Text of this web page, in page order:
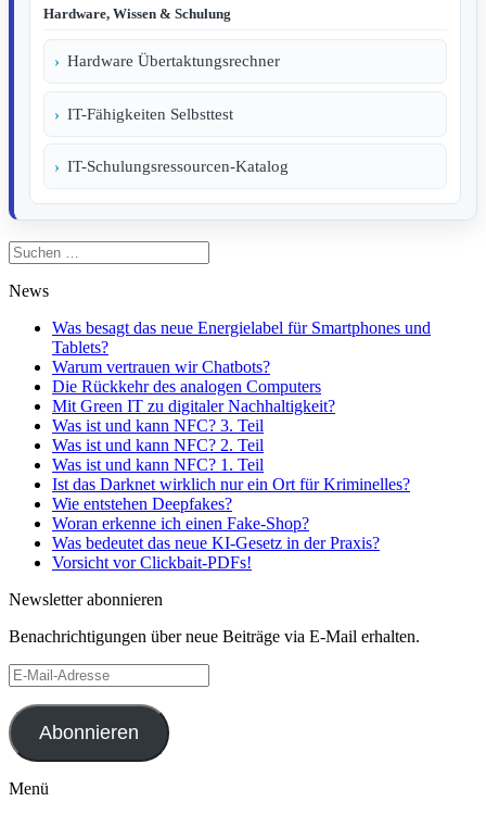
Hardware, Wissen & Schulung
Hardware Übertaktungsrechner
IT-Fähigkeiten Selbsttest
IT-Schulungsressourcen-Katalog
Suchen
nach:
News
Was besagt das neue Energielabel für Smartphones und
Tablets?
Warum vertrauen wir Chatbots?
Die Rückkehr des analogen Computers
Mit Green IT zu digitaler Nachhaltigkeit?
Was ist und kann NFC? 3. Teil
Was ist und kann NFC? 2. Teil
Was ist und kann NFC? 1. Teil
Ist das Darknet wirklich nur ein Ort für Kriminelles?
Wie entstehen Deepfakes?
Woran erkenne ich einen Fake-Shop?
Was bedeutet das neue KI-Gesetz in der Praxis?
Vorsicht vor Clickbait-PDFs!
Newsletter abonnieren
Benachrichtigungen über neue Beiträge via E-Mail erhalten.
E-
Mail-
Adresse
Abonnieren
Menü